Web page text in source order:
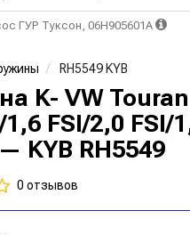
ГУР Туксон, 06H905601A
RH5549 KYB
K- VW
FSI/2,0 FSI/
KYB RH5549
0 отзывов